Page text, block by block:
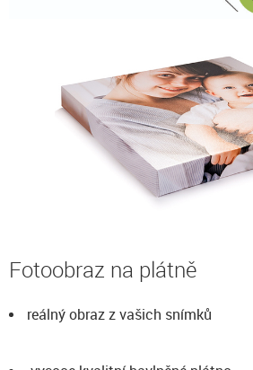
Fotoobraz na plátně
reálný obraz z vašich snímků